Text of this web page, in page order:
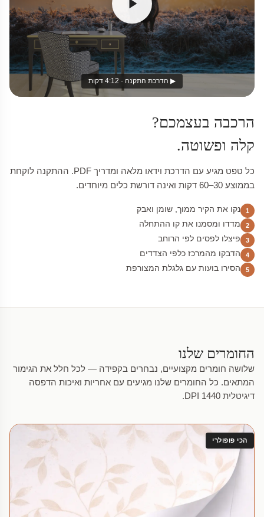
▶ הדרכת התקנה · 4:12 דקות
הרכבה בעצמכם?
קלה ופשוטה.
כל טפט מגיע עם הדרכת וידאו מלאה ומדריך PDF. ההתקנה לוקחת
בממוצע 30–60 דקות ואינה דורשת כלים מיוחדים.
1 נקו את הקיר ממוך, שומן ואבק
2 מדדו ומסמנו את קו ההתחלה
3 פיצלו לפסים לפי הרוחב
4 הדבקו מהמרכז כלפי הצדדים
5 הסירו בועות עם גלגלת המצורפת
החומרים שלנו
שלושה חומרים מקצועיים, נבחרים בקפידה — לכל חלל את הגימור
המתאים. כל החומרים שלנו מגיעים עם אחריות ואיכות הדפסה
דיגיטלית 1440 DPI.
הכי פופולרי